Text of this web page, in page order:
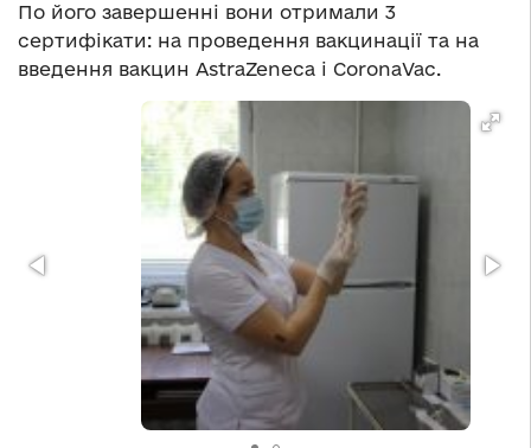
По його завершенні вони отримали 3
сертифікати: на проведення вакцинації та на
введення вакцин AstraZeneca і CoronaVac.